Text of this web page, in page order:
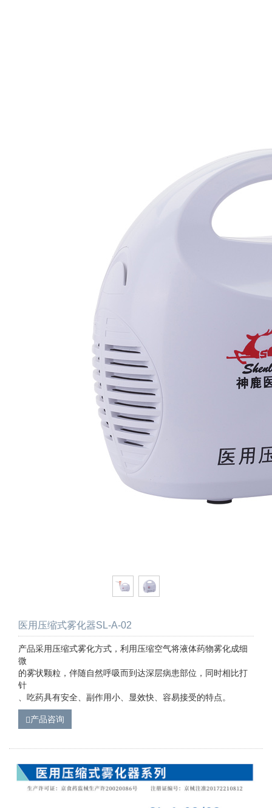
医用压缩式雾化器SL-A-02
产品采用压缩式雾化方式，利用压缩空气将液体药物雾化成细
微
的雾状颗粒，伴随自然呼吸而到达深层病患部位，同时相比打
针
、吃药具有安全、副作用小、显效快、容易接受的特点。
产品咨询